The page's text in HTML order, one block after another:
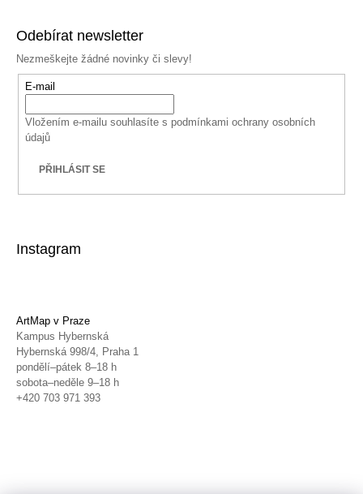
Odebírat newsletter
Nezmeškejte žádné novinky či slevy!
E-mail
Vložením e-mailu souhlasíte s podmínkami ochrany osobních
údajů
PŘIHLÁSIT SE
Instagram
ArtMap v Praze
Kampus Hybernská
Hybernská 998/4, Praha 1
pondělí–pátek 8–18 h
sobota–neděle 9–18 h
+420 703 971 393